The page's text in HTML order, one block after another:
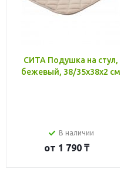
СИТА Подушка на стул,
бежевый, 38/35x38x2 см
В наличии
от 1 790 ₸